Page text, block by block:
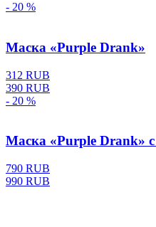
- 20 %
Маска «Purple Drank»
312 RUB
390 RUB
- 20 %
Маска «Purple Drank»
790 RUB
990 RUB